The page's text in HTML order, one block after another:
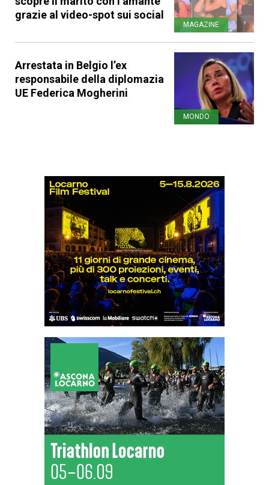
grazie al video-spot sui social
MAGAZINE
Arrestata in Belgio l’ex
responsabile della diplomazia
UE Federica Mogherini
MONDO